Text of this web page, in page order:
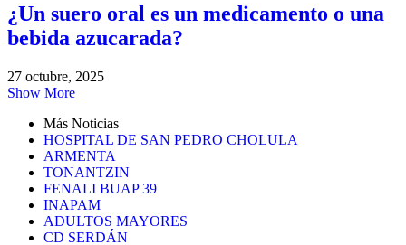
¿Un suero oral es un medicamento o una
bebida azucarada?
27 octubre, 2025
Show More
Más Noticias
HOSPITAL DE SAN PEDRO CHOLULA
ARMENTA
TONANTZIN
FENALI BUAP 39
INAPAM
ADULTOS MAYORES
CD SERDÁN